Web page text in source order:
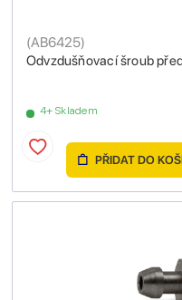
Odvzdušňovací šroub
(AB6425)
4+ Skladem
PŘIDAT DO